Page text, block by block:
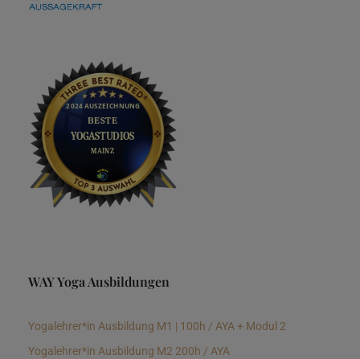
WAY Yoga Ausbildungen
Yogalehrer*in Ausbildung M1 | 100h / AYA + Modul 2
Yogalehrer*in Ausbildung M2 200h / AYA